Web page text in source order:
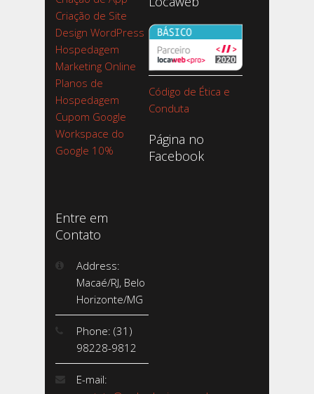
Criação de Site
Design WordPress
Hospedagem
Marketing Online
Planos de
Hospedagem
Cupom Google
Workspace do
Google 10%
Código de Ética e
Conduta
Página no
Facebook
Entre em
Contato
Address:
Macaé/RJ, Belo
Horizonte/MG
Phone: (31)
98228-9812
E-mail: